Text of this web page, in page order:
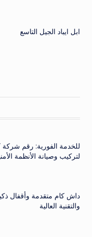
ابل ايباد الجيل التاسع
للخدمة الفورية: رقم
لتركيب وصيانة الأنظمة
داش كام متقدمة وأقفال
والتقنية العالية